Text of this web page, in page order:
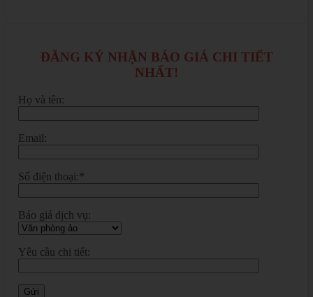
ĐĂNG KÝ NHẬN BÁO GIÁ CHI TIẾT
NHẤT!
Họ và tên:
Email:
Số điện thoại:*
Báo giá dịch vụ:
Yêu cầu chi tiết: